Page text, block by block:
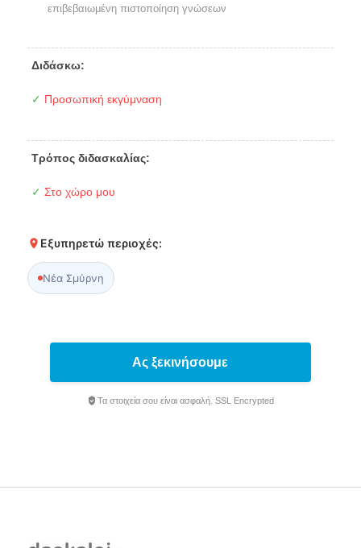
επιβεβαιωμένη πιστοποίηση γνώσεων
Διδάσκω:
✓ Προσωπική εκγύμναση
Τρόπος διδασκαλίας:
✓ Στο χώρο μου
Εξυπηρετώ περιοχές:
Νέα Σμύρνη
Ας ξεκινήσουμε
Τα στοιχεία σου είναι ασφαλή. SSL Encrypted